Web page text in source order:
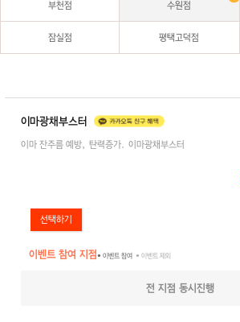
부천점 수원점
잠실점 평택고덕점
이마광채부스터
이마 잔주름 예방, 탄력증가. 이마광채부스터
이벤트 참여 지점● 이벤트 참여 ● 이벤트 제외
전 지점 동시진행